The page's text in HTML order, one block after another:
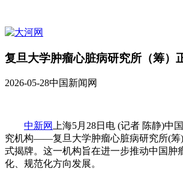
复旦大学肿瘤心脏病研究所（筹）
2026-05-28中国新闻网
中新网上海5月28日电 (记者 陈静)中
究机构——复旦大学肿瘤心脏病研究所(筹
式揭牌。这一机构旨在进一步推动中国肿
化、规范化方向发展。